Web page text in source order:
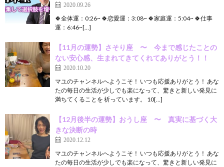
2020.09.26
🍀全体運：0:26~ 🍀恋愛運：3:08~ 🍀家庭運：5:04~ 🍀仕事
運：6:46~[…]
【11月の運勢】さそり座 〜 今まで感じたことの
ない安心感、生まれてきてくれてありがとう！！
2020.10.20
マユのチャンネルへようこそ！ いつも応援ありがとう！ あな
たの毎日の生活が少しでも楽になって、驚きと新しい発見に
満ちてくることを 祈っています。 10[…]
【12月後半の運勢】おうし座 〜 真実に基づく大
きな決断の時
2020.12.12
マユのチャンネルへようこそ！ いつも応援ありがとう！ あな
たの毎日の生活が少しでも楽になって、驚きと新しい発見に